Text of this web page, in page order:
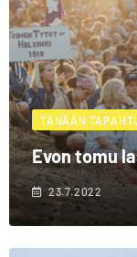
TÄNÄÄN
Evon tomu
23.7.2022